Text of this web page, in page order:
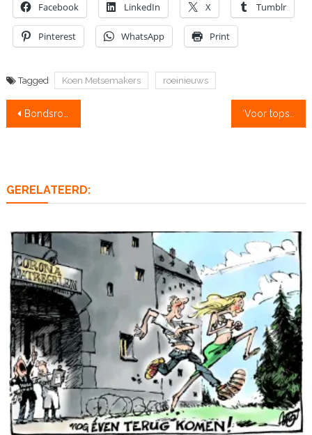
Facebook LinkedIn X Tumblr
Pinterest WhatsApp Print
Tagged Koen Metsemakers roeinieuws
Bericht
Bondsroeiers vliegen uit voor trainingskampen ‘Voor topsporters geen avondklok’
GERELATEERD: